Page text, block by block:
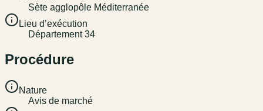
Sète agglopôle Méditerranée
Lieu d’exécution
Département 34
Procédure
Nature
Avis de marché